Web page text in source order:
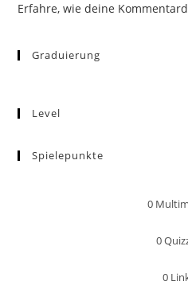
Erfahre, wie deine
Graduierung
Level
Spielepunkte
0
0
0